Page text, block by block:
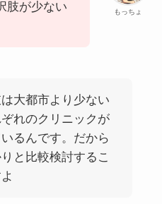
もっちょ
肢が少ない
大都市より少ない
れのクリニックが
るんです。だから
と比較検討するこ